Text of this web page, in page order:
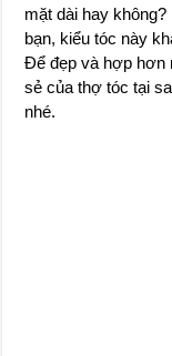
mặt dài hay
bạn, kiểu tóc này
Để đẹp và hợp hơn
sẻ của thợ tóc tại
nhé.